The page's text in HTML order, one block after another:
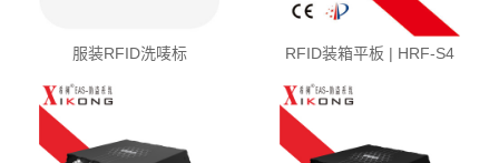
服装RFID洗唛标 RFID装箱平板 | HRF-S4